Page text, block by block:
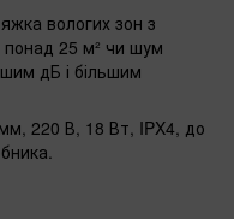
вологих зон з
25 м² чи шум
дБ і більшим
220 В, 18 Вт, IPX4, до